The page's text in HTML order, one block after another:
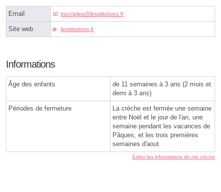
Email inscriptionⓐlesptitsboss.fr
Site web lesptitsboss.fr
Informations
Âge des enfants
de 11 semaines à 3 ans (2 mois et
demi à 3 ans)
Périodes de fermeture
La crèche est fermée une semaine
entre Noël et le jour de l'an, une
semaine pendant les vacances de
Pâques, et les trois premières
semaines d'aout.
Éditer les informations de ma crèche